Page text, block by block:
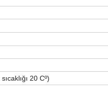
20 Cº)